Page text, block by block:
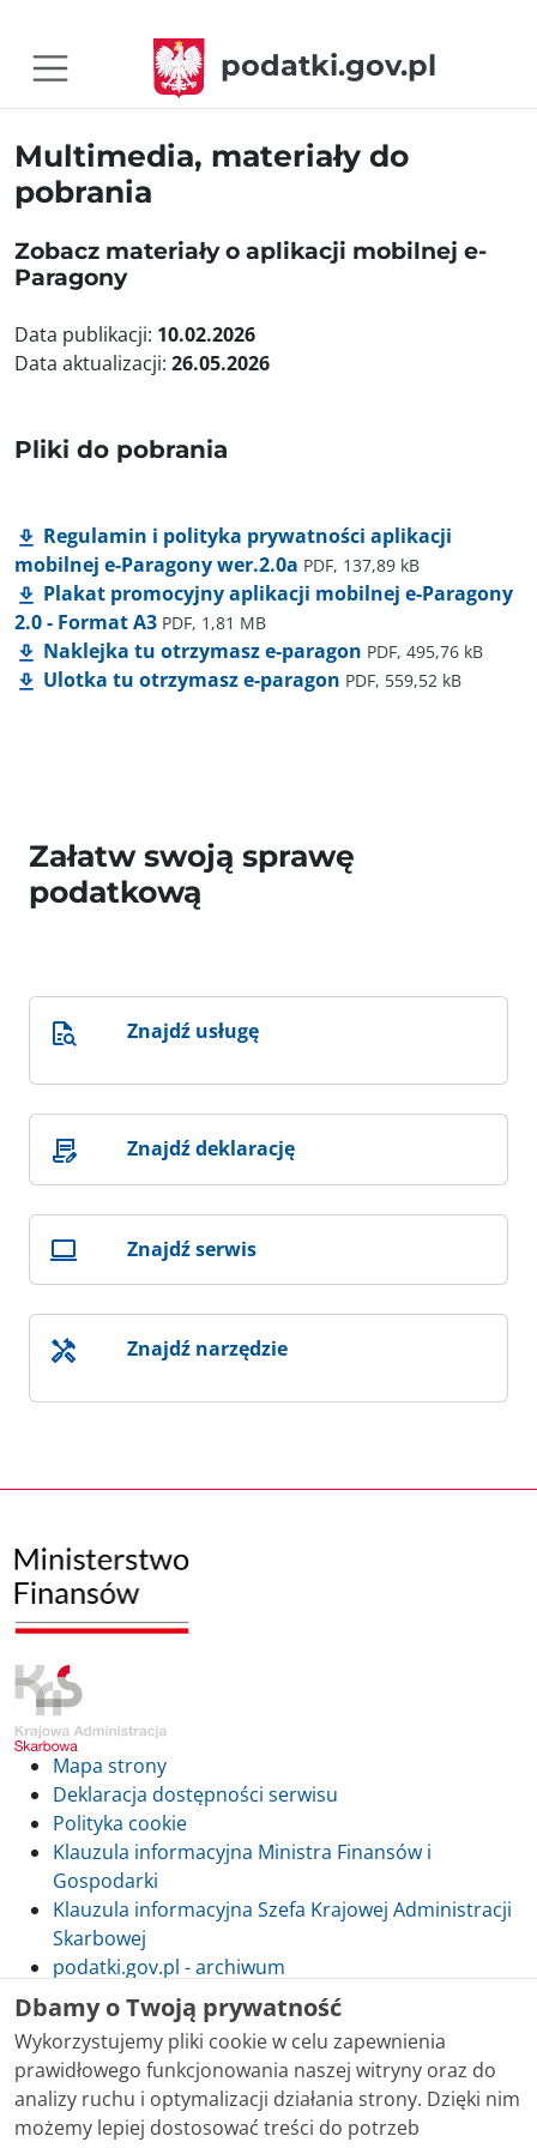
podatki.gov.pl
Multimedia, materiały do
pobrania
Zobacz materiały o aplikacji mobilnej e-
Paragony
Data publikacji: 10.02.2026
Data aktualizacji: 26.05.2026
Pliki do pobrania
Regulamin i polityka prywatności aplikacji
mobilnej e-Paragony wer.2.0a PDF, 137,89 kB
Plakat promocyjny aplikacji mobilnej e-Paragony
2.0 - Format A3 PDF, 1,81 MB
Naklejka tu otrzymasz e-paragon PDF, 495,76 kB
Ulotka tu otrzymasz e-paragon PDF, 559,52 kB
Załatw swoją sprawę
podatkową
Znajdź usługę
Znajdź deklarację
Znajdź serwis
Znajdź narzędzie
Mapa strony
Deklaracja dostępności serwisu
Polityka cookie
Klauzula informacyjna Ministra Finansów i
Gospodarki
Klauzula informacyjna Szefa Krajowej Administracji
Skarbowej
podatki.gov.pl - archiwum
Skontaktuj się z nami
Dbamy o Twoją prywatność
Wykorzystujemy pliki cookie w celu zapewnienia
prawidłowego funkcjonowania naszej witryny oraz do
analizy ruchu i optymalizacji działania strony. Dzięki nim
możemy lepiej dostosować treści do potrzeb